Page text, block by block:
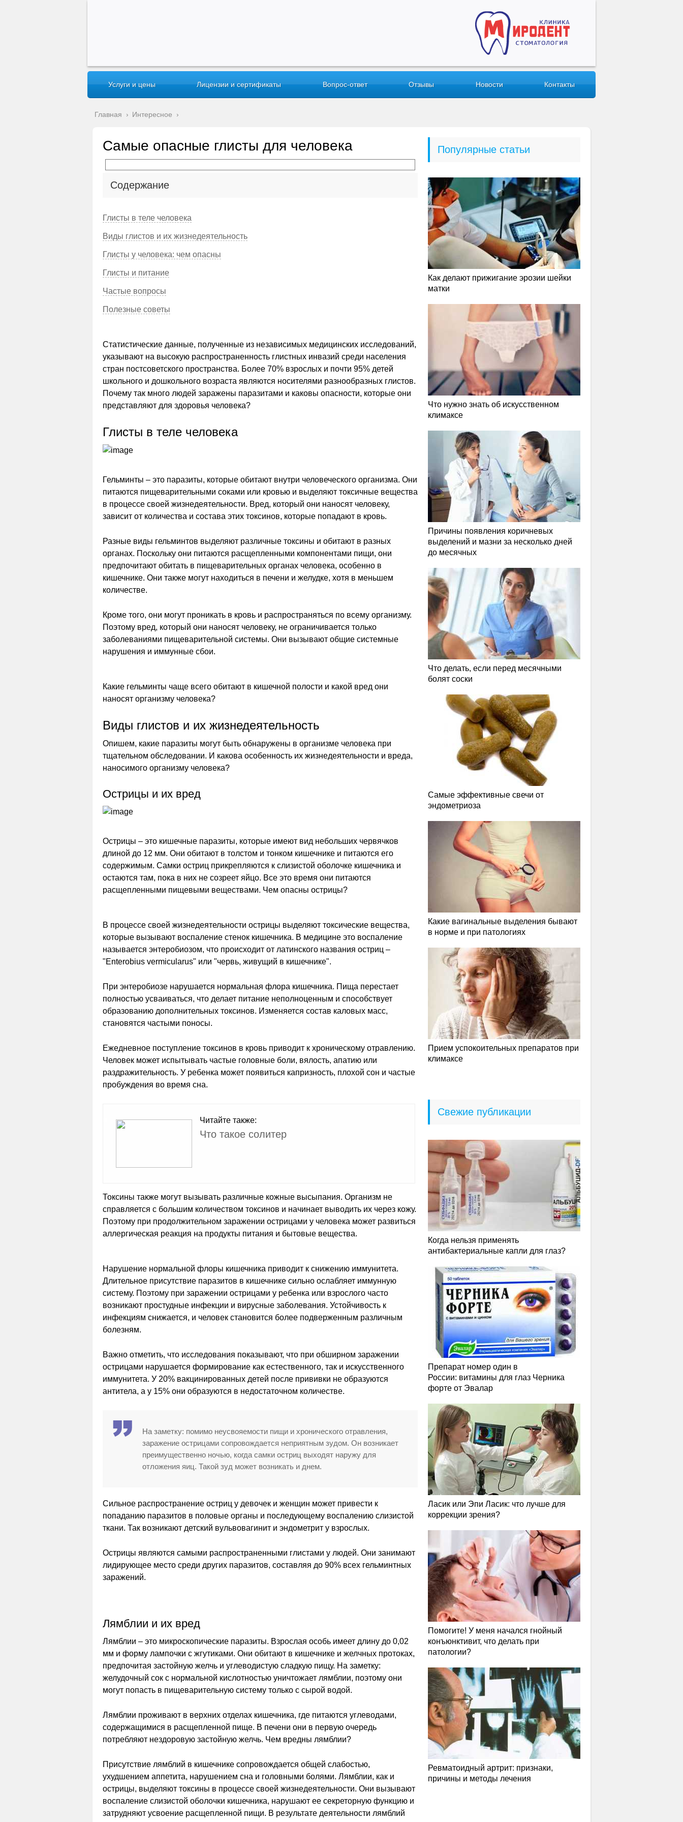
Услуги и цены Лицензии и сертификаты Вопрос-ответ Отзывы Новости Контакты
Главная › Интересное ›
Самые опасные глисты для человека
Содержание
Глисты в теле человека
Виды глистов и их жизнедеятельность
Глисты у человека: чем опасны
Глисты и питание
Частые вопросы
Полезные советы
Статистические данные, полученные из независимых медицинских исследований,
указывают на высокую распространенность глистных инвазий среди населения
стран постсоветского пространства. Более 70% взрослых и почти 95% детей
школьного и дошкольного возраста являются носителями разнообразных глистов.
Почему так много людей заражены паразитами и каковы опасности, которые они
представляют для здоровья человека?
Глисты в теле человека
Гельминты – это паразиты, которые обитают внутри человеческого организма. Они
питаются пищеварительными соками или кровью и выделяют токсичные вещества
в процессе своей жизнедеятельности. Вред, который они наносят человеку,
зависит от количества и состава этих токсинов, которые попадают в кровь.
Разные виды гельминтов выделяют различные токсины и обитают в разных
органах. Поскольку они питаются расщепленными компонентами пищи, они
предпочитают обитать в пищеварительных органах человека, особенно в
кишечнике. Они также могут находиться в печени и желудке, хотя в меньшем
количестве.
Кроме того, они могут проникать в кровь и распространяться по всему организму.
Поэтому вред, который они наносят человеку, не ограничивается только
заболеваниями пищеварительной системы. Они вызывают общие системные
нарушения и иммунные сбои.
Какие гельминты чаще всего обитают в кишечной полости и какой вред они
наносят организму человека?
Виды глистов и их жизнедеятельность
Опишем, какие паразиты могут быть обнаружены в организме человека при
тщательном обследовании. И какова особенность их жизнедеятельности и вреда,
наносимого организму человека?
Острицы и их вред
Острицы – это кишечные паразиты, которые имеют вид небольших червячков
длиной до 12 мм. Они обитают в толстом и тонком кишечнике и питаются его
содержимым. Самки остриц прикрепляются к слизистой оболочке кишечника и
остаются там, пока в них не созреет яйцо. Все это время они питаются
расщепленными пищевыми веществами. Чем опасны острицы?
В процессе своей жизнедеятельности острицы выделяют токсические вещества,
которые вызывают воспаление стенок кишечника. В медицине это воспаление
называется энтеробиозом, что происходит от латинского названия остриц –
"Enterobius vermicularus" или "червь, живущий в кишечнике".
При энтеробиозе нарушается нормальная флора кишечника. Пища перестает
полностью усваиваться, что делает питание неполноценным и способствует
образованию дополнительных токсинов. Изменяется состав каловых масс,
становятся частыми поносы.
Ежедневное поступление токсинов в кровь приводит к хроническому отравлению.
Человек может испытывать частые головные боли, вялость, апатию или
раздражительность. У ребенка может появиться капризность, плохой сон и частые
пробуждения во время сна.
Читайте также:
Что такое солитер
Токсины также могут вызывать различные кожные высыпания. Организм не
справляется с большим количеством токсинов и начинает выводить их через кожу.
Поэтому при продолжительном заражении острицами у человека может развиться
аллергическая реакция на продукты питания и бытовые вещества.
Нарушение нормальной флоры кишечника приводит к снижению иммунитета.
Длительное присутствие паразитов в кишечнике сильно ослабляет иммунную
систему. Поэтому при заражении острицами у ребенка или взрослого часто
возникают простудные инфекции и вирусные заболевания. Устойчивость к
инфекциям снижается, и человек становится более подверженным различным
болезням.
Важно отметить, что исследования показывают, что при обширном заражении
острицами нарушается формирование как естественного, так и искусственного
иммунитета. У 20% вакцинированных детей после прививки не образуются
антитела, а у 15% они образуются в недостаточном количестве.
На заметку: помимо неусвояемости пищи и хронического отравления,
заражение острицами сопровождается неприятным зудом. Он возникает
преимущественно ночью, когда самки остриц выходят наружу для
отложения яиц. Такой зуд может возникать и днем.
Сильное распространение остриц у девочек и женщин может привести к
попаданию паразитов в половые органы и последующему воспалению слизистой
ткани. Так возникают детский вульвовагинит и эндометрит у взрослых.
Острицы являются самыми распространенными глистами у людей. Они занимают
лидирующее место среди других паразитов, составляя до 90% всех гельминтных
заражений.
Лямблии и их вред
Лямблии – это микроскопические паразиты. Взрослая особь имеет длину до 0,02
мм и форму лампочки с жгутиками. Они обитают в кишечнике и желчных протоках,
предпочитая застойную желчь и углеводистую сладкую пищу. На заметку:
желудочный сок с нормальной кислотностью уничтожает лямблии, поэтому они
могут попасть в пищеварительную систему только с сырой водой.
Лямблии проживают в верхних отделах кишечника, где питаются углеводами,
содержащимися в расщепленной пище. В печени они в первую очередь
потребляют нездоровую застойную желчь. Чем вредны лямблии?
Присутствие лямблий в кишечнике сопровождается общей слабостью,
ухудшением аппетита, нарушением сна и головными болями. Лямблии, как и
острицы, выделяют токсины в процессе своей жизнедеятельности. Они вызывают
воспаление слизистой оболочки кишечника, нарушают ее секреторную функцию и
затрудняют усвоение расщепленной пищи. В результате деятельности лямблий
Популярные статьи
Как делают прижигание эрозии шейки
матки
Что нужно знать об искусственном
климаксе
Причины появления коричневых
выделений и мазни за несколько дней
до месячных
Что делать, если перед месячными
болят соски
Самые эффективные свечи от
эндометриоза
Какие вагинальные выделения бывают
в норме и при патологиях
Прием успокоительных препаратов при
климаксе
Свежие публикации
Когда нельзя применять
антибактериальные капли для глаз?
Препарат номер один в
России: витамины для глаз Черника
форте от Эвалар
Ласик или Эпи Ласик: что лучше для
коррекции зрения?
Помогите! У меня начался гнойный
конъюнктивит, что делать при
патологии?
Ревматоидный артрит: признаки,
причины и методы лечения